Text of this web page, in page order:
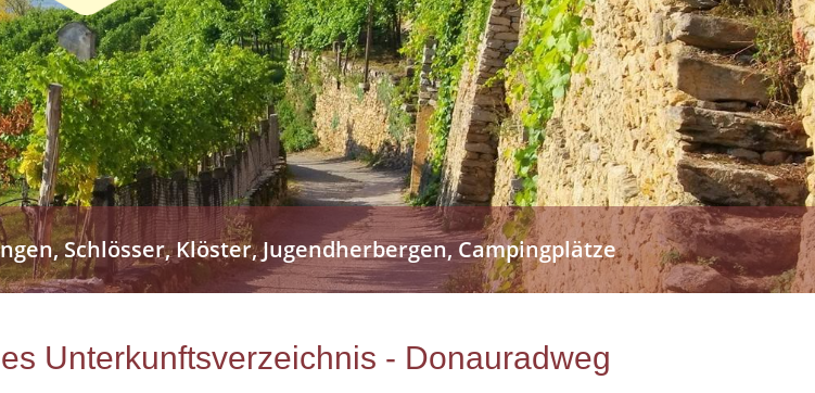
Schlösser, Klöster, Jugendherbergen, Campingplätze
Unterkunftsverzeichnis - Donauradweg